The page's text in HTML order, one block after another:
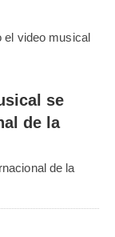
el video musical
se
de la
de la